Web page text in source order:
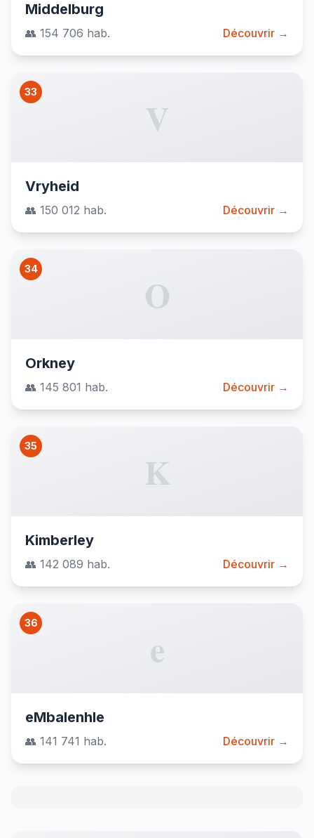
Middelburg
👥 154 706 hab. Découvrir →
33
V
Vryheid
👥 150 012 hab. Découvrir →
34
O
Orkney
👥 145 801 hab. Découvrir →
35
K
Kimberley
👥 142 089 hab. Découvrir →
36
e
eMbalenhle
👥 141 741 hab. Découvrir →